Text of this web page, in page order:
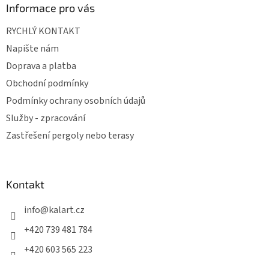
Informace pro vás
RYCHLÝ KONTAKT
Napište nám
Doprava a platba
Obchodní podmínky
Podmínky ochrany osobních údajů
Služby - zpracování
Zastřešení pergoly nebo terasy
Kontakt
info@kalart.cz
+420 739 481 784
+420 603 565 223